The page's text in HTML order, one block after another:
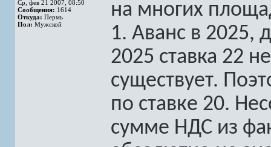
Ср, фев 21 2007, 08:50
Сообщения: 1614
Откуда: Пермь
Пол: Мужской
на многих
1. Аванс в 2025,
2025 ставка 22
существует.
по ставке 20.
сумме НДС из